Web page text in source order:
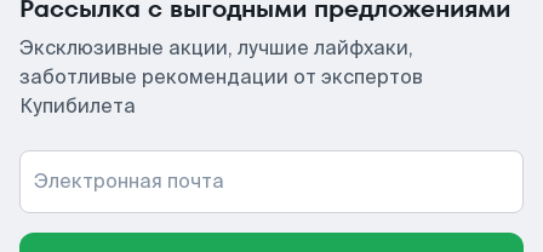
Рассылка с выгодными предложениями
Эксклюзивные акции, лучшие лайфхаки,
заботливые рекомендации от экспертов
Купибилета
Электронная почта